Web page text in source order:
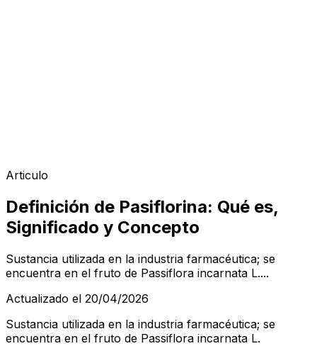
Articulo
Definición de Pasiflorina: Qué es,
Significado y Concepto
Sustancia utilizada en la industria farmacéutica; se
encuentra en el fruto de Passiflora incarnata L....
Actualizado el 20/04/2026
Sustancia utilizada en la industria farmacéutica; se
encuentra en el fruto de Passiflora incarnata L.